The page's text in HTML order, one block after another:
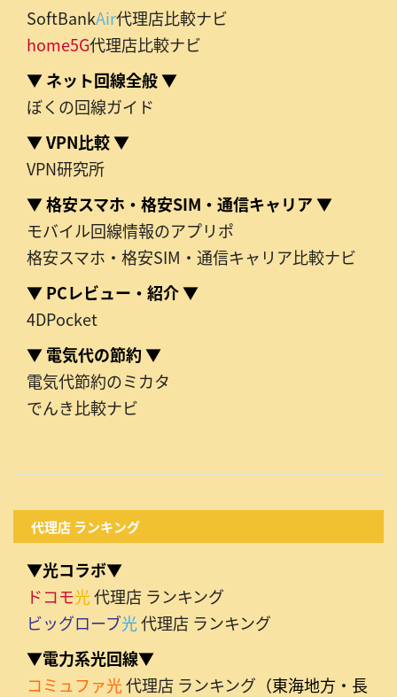
SoftBankAir代理店比較ナビ
home5G代理店比較ナビ
▼ ネット回線全般 ▼
ぼくの回線ガイド
▼ VPN比較 ▼
VPN研究所
▼ 格安スマホ・格安SIM・通信キャリア ▼
モバイル回線情報のアプリポ
格安スマホ・格安SIM・通信キャリア比較ナビ
▼ PCレビュー・紹介 ▼
4DPocket
▼ 電気代の節約 ▼
電気代節約のミカタ
でんき比較ナビ
代理店 ランキング
▼光コラボ▼
ドコモ光代理店 ランキング
ビッグローブ光代理店 ランキング
▼電力系光回線▼
コミュファ光代理店 ランキング （東海地方・長